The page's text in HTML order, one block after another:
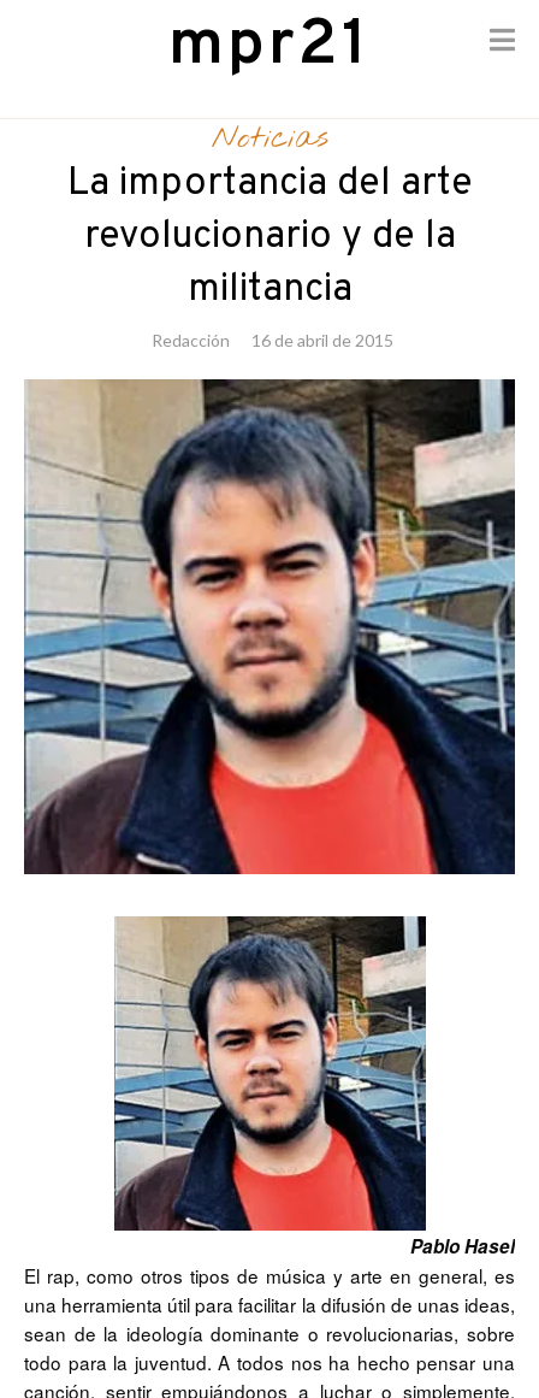
mpr21
Noticias
La importancia del arte
revolucionario y de la
militancia
Redacción 16 de abril de 2015
Pablo Hasel
El rap, como otros tipos de música y arte en general, es
una herramienta útil para facilitar la difusión de unas ideas,
sean de la ideología dominante o revolucionarias, sobre
todo para la juventud. A todos nos ha hecho pensar una
canción, sentir empujándonos a luchar o simplemente,